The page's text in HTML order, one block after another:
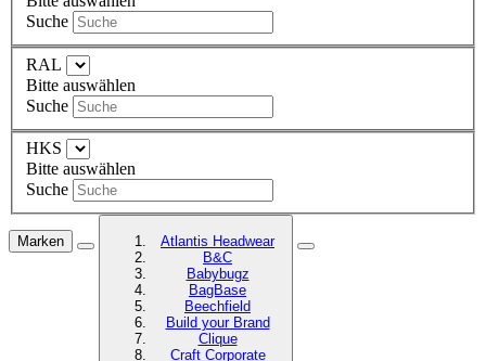
Suche
RAL
Bitte auswählen
Suche
HKS
Bitte auswählen
Suche
Marken
Atlantis Headwear
B&C
Babybugz
BagBase
Beechfield
Build your Brand
Clique
Craft Corporate